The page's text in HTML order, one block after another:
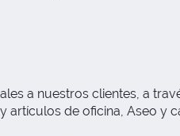
a nuestros clientes, a
artículos de oficina, Aseo y